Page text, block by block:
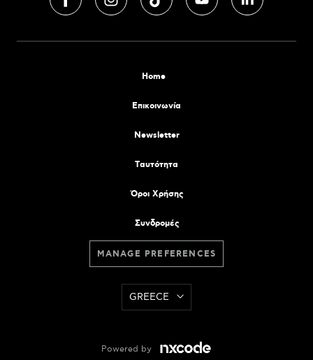
Home
Επικοινωνία
Newsletter
Tαυτότητα
Όροι Χρήσης
Συνδρομές
MANAGE PREFERENCES
GREECE
Powered by